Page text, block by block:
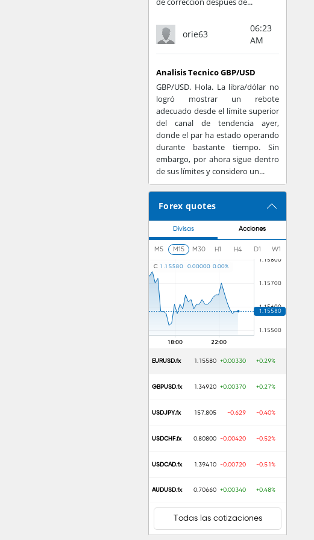
orie63
06:23
AM
Analisis Tecnico GBP/USD
GBP/USD. Hola. La libra/dólar no
logró mostrar un rebote
adecuado desde el límite superior
del canal de tendencia ayer,
donde el par ha estado operando
durante bastante tiempo. Sin
embargo, por ahora sigue dentro
de sus límites y considero un...
Forex quotes
Divisas Acciones
M5 M15 M30 H1 H4 D1 W1
C 1 .1 5580 0.00000 0.00%
EURUSD.fx 1.15580 +0.00330 +0.29%
GBPUSD.fx 1.34920 +0.00370 +0.27%
USDJPY.fx 157.805 -0.629 -0.40%
USDCHF.fx 0.80800 -0.00420 -0.52%
USDCAD.fx 1.39410 -0.00720 -0.51%
AUDUSD.fx 0.70660 +0.00340 +0.48%
Todas las cotizaciones